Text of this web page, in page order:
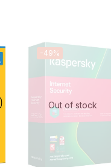
Out of stock
-49%